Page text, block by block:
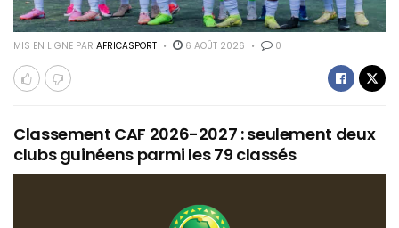
MIS EN LIGNE PAR AFRICASPORT 6 AOÛT 2026 0
Classement CAF 2026-2027 : seulement deux
clubs guinéens parmi les 79 classés